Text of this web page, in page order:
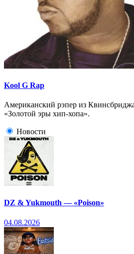
Kool G Rap
Американский рэпер из
«Золотой эры хип-хопа».
Новости
DZ & Yukmouth — «Poison»
04.08.2026